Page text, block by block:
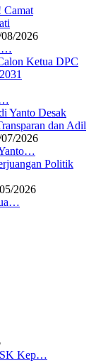
2026
2026
2026
SK Kep…